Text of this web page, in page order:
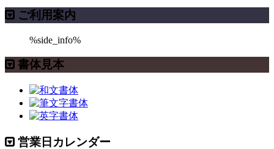
ご利用案内
%side_info%
書体見本
営業日カレンダー